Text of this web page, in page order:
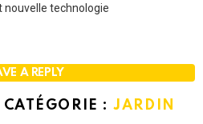
nouvelle technologie
A REPLY
CATÉGORIE :JARDIN